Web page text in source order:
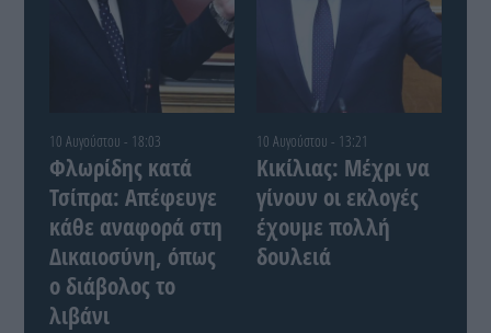
10 Αυγούστου - 18:03
Φλωρίδης κατά
Τσίπρα: Απέφευγε
κάθε αναφορά στη
Δικαιοσύνη, όπως
ο διάβολος το
λιβάνι
10 Αυγούστου - 13:21
Κικίλιας: Μέχρι να
γίνουν οι εκλογές
έχουμε πολλή
δουλειά